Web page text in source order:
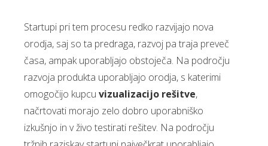
Startupi pri tem procesu redko razvijajo nova
orodja, saj so ta predraga, razvoj pa traja preveč
časa, ampak uporabljajo obstoječa. Na področju
razvoja produkta uporabljajo orodja, s katerimi
omogočijo kupcu vizualizacijo rešitve,
načrtovati morajo zelo dobro uporabniško
izkušnjo in v živo testirati rešitev. Na področju